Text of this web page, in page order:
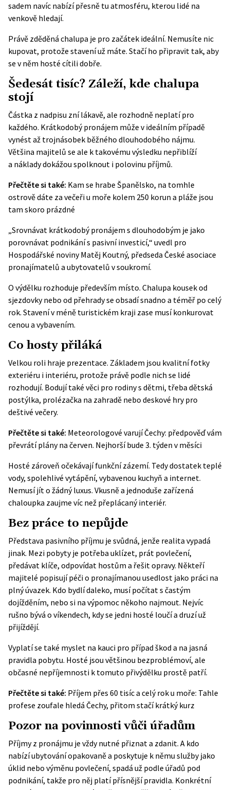
sadem navíc nabízí přesně tu atmosféru, kterou lidé na
venkově hledají.
Právě zděděná chalupa je pro začátek ideální. Nemusíte nic
kupovat, protože stavení už máte. Stačí ho připravit tak, aby
se v něm hosté cítili dobře.
Šedesát tisíc? Záleží, kde chalupa
stojí
Částka z nadpisu zní lákavě, ale rozhodně neplatí pro
každého. Krátkodobý pronájem může v ideálním případě
vynést až trojnásobek běžného dlouhodobého nájmu.
Většina majitelů se ale k takovému výsledku nepřiblíží
a náklady dokážou spolknout i polovinu příjmů.
Přečtěte si také: Kam se hrabe Španělsko, na tomhle
ostrově dáte za večeři u moře kolem 250 korun a pláže jsou
tam skoro prázdné
„Srovnávat krátkodobý pronájem s dlouhodobým je jako
porovnávat podnikání s pasivní investicí,“ uvedl pro
Hospodářské noviny Matěj Koutný, předseda České asociace
pronajímatelů a ubytovatelů v soukromí.
O výdělku rozhoduje především místo. Chalupa kousek od
sjezdovky nebo od přehrady se obsadí snadno a téměř po celý
rok. Stavení v méně turistickém kraji zase musí konkurovat
cenou a vybavením.
Co hosty přiláká
Velkou roli hraje prezentace. Základem jsou kvalitní fotky
exteriéru i interiéru, protože právě podle nich se lidé
rozhodují. Bodují také věci pro rodiny s dětmi, třeba dětská
postýlka, prolézačka na zahradě nebo deskové hry pro
deštivé večery.
Přečtěte si také: Meteorologové varují Čechy: předpověď vám
převrátí plány na červen. Nejhorší bude 3. týden v měsíci
Hosté zároveň očekávají funkční zázemí. Tedy dostatek teplé
vody, spolehlivé vytápění, vybavenou kuchyň a internet.
Nemusí jít o žádný luxus. Vkusně a jednoduše zařízená
chaloupka zaujme víc než přeplácaný interiér.
Bez práce to nepůjde
Představa pasivního příjmu je svůdná, jenže realita vypadá
jinak. Mezi pobyty je potřeba uklízet, prát povlečení,
předávat klíče, odpovídat hostům a řešit opravy. Někteří
majitelé popisují péči o pronajímanou usedlost jako práci na
plný úvazek. Kdo bydlí daleko, musí počítat s častým
dojížděním, nebo si na výpomoc někoho najmout. Nejvíc
rušno bývá o víkendech, kdy se jedni hosté loučí a druzí už
přijíždějí.
Vyplatí se také myslet na kauci pro případ škod a na jasná
pravidla pobytu. Hosté jsou většinou bezproblémoví, ale
občasné nepříjemnosti k tomuto přivýdělku prostě patří.
Přečtěte si také: Příjem přes 60 tisíc a celý rok u moře: Tahle
profese zoufale hledá Čechy, přitom stačí krátký kurz
Pozor na povinnosti vůči úřadům
Příjmy z pronájmu je vždy nutné přiznat a zdanit. A kdo
nabízí ubytování opakovaně a poskytuje k němu služby jako
úklid nebo výměnu povlečení, spadá už podle úřadů pod
podnikání, takže pro něj platí přísnější pravidla. Konkrétní